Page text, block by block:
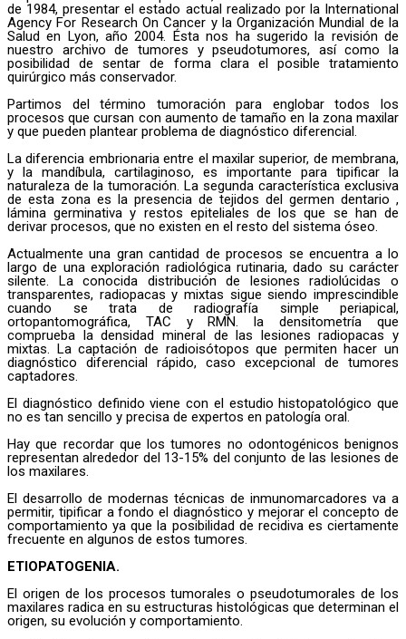
de 1984, presentar el estado actual realizado por la International
Agency For Research On Cancer y la Organización Mundial de la
Salud en Lyon, año 2004. Ésta nos ha sugerido la revisión de
nuestro archivo de tumores y pseudotumores, así como la
posibilidad de sentar de forma clara el posible tratamiento
quirúrgico más conservador.
Partimos del término tumoración para englobar todos los
procesos que cursan con aumento de tamaño en la zona maxilar
y que pueden plantear problema de diagnóstico diferencial.
La diferencia embrionaria entre el maxilar superior, de membrana,
y la mandíbula, cartilaginoso, es importante para tipificar la
naturaleza de la tumoración. La segunda característica exclusiva
de esta zona es la presencia de tejidos del germen dentario ,
lámina germinativa y restos epiteliales de los que se han de
derivar procesos, que no existen en el resto del sistema óseo.
Actualmente una gran cantidad de procesos se encuentra a lo
largo de una exploración radiológica rutinaria, dado su carácter
silente. La conocida distribución de lesiones radiolúcidas o
transparentes, radiopacas y mixtas sigue siendo imprescindible
cuando se trata de radiografía simple periapical,
ortopantomográfica, TAC y RMN. la densitometría que
comprueba la densidad mineral de las lesiones radiopacas y
mixtas. La captación de radioisótopos que permiten hacer un
diagnóstico diferencial rápido, caso excepcional de tumores
captadores.
El diagnóstico definido viene con el estudio histopatológico que
no es tan sencillo y precisa de expertos en patología oral.
Hay que recordar que los tumores no odontogénicos benignos
representan alrededor del 13-15% del conjunto de las lesiones de
los maxilares.
El desarrollo de modernas técnicas de inmunomarcadores va a
permitir, tipificar a fondo el diagnóstico y mejorar el concepto de
comportamiento ya que la posibilidad de recidiva es ciertamente
frecuente en algunos de estos tumores.
ETIOPATOGENIA.
El origen de los procesos tumorales o pseudotumorales de los
maxilares radica en su estructuras histológicas que determinan el
origen, su evolución y comportamiento.